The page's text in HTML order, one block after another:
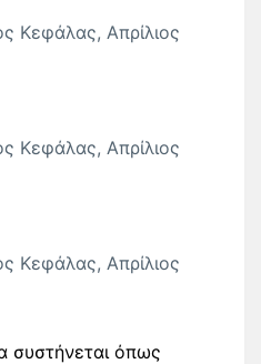
Κεφάλας, Απρίλιος
Κεφάλας, Απρίλιος
Κεφάλας, Απρίλιος
συστήνεται όπως